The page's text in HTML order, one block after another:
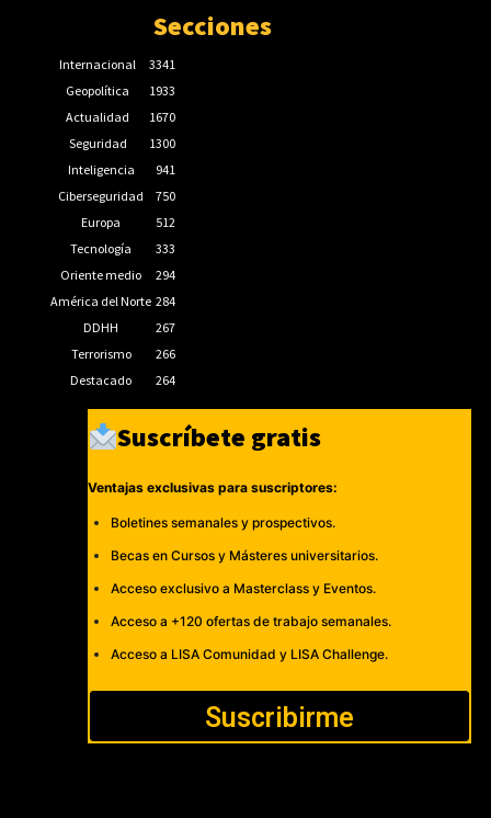
Secciones
Internacional
3341
Geopolítica
1933
Actualidad
1670
Seguridad
1300
Inteligencia
941
Ciberseguridad
750
Europa
512
Tecnología
333
Oriente medio
294
América del Norte 284
DDHH
267
Terrorismo
266
Destacado
264
Suscríbete gratis
Ventajas exclusivas para suscriptores:
Boletines semanales y prospectivos.
Becas en Cursos y Másteres universitarios.
Acceso exclusivo a Masterclass y Eventos.
Acceso a +120 ofertas de trabajo semanales.
Acceso a LISA Comunidad y LISA Challenge.
Suscribirme